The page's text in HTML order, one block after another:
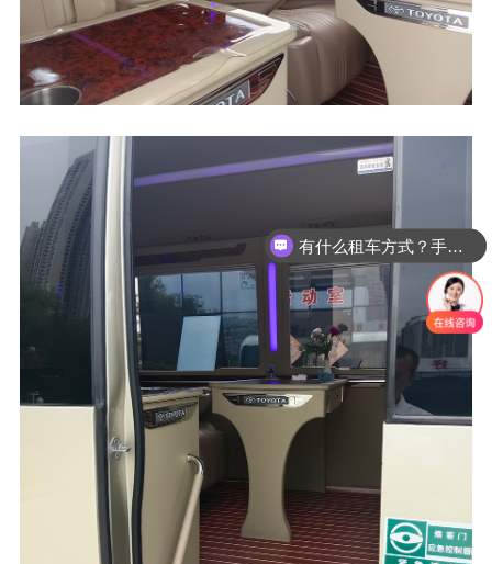
有什么租车方式？手续麻烦吗？
公司都有什么车型？